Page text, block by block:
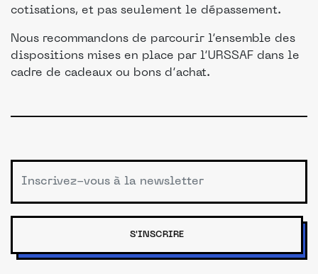
cotisations, et pas seulement le dépassement.
Nous recommandons de parcourir l’ensemble des
dispositions mises en place par l’URSSAF dans le
cadre de cadeaux ou bons d’achat.
S'INSCRIRE